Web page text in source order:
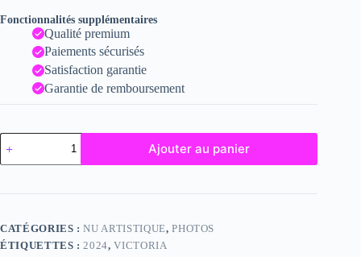
Fonctionnalités supplémentaires
Qualité premium
Paiements sécurisés
Satisfaction garantie
Garantie de remboursement
quantité
de
Victoria
Ajouter au panier
CATÉGORIES :NU ARTISTIQUE,PHOTOS
ÉTIQUETTES : 2024,VICTORIA